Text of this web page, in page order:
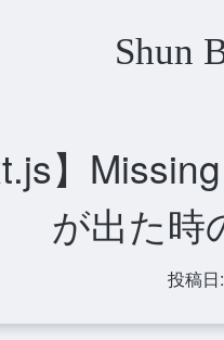
Shun
】
が出た時
投稿日: